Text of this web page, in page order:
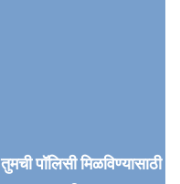
तुमची पॉलिसी मिळविण्यासाठी